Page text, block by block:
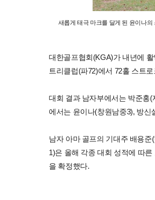
새롭게 태극 마크를 달게 된 윤이나
대한골프협회(KGA)가 내년에
트리클럽(파72)에서 72홀 스트
대회 결과 남자부에서는 박준홍
에서는 윤이나(창원남중3), 방신
남자 아마 골프의 기대주 배용
1)은 올해 각종 대회 성적에 따
을 확정했다.